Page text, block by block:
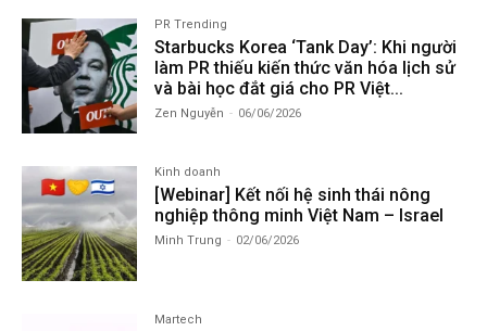
PR Trending
Starbucks Korea ‘Tank Day’: Khi người
làm PR thiếu kiến thức văn hóa lịch sử
và bài học đắt giá cho PR Việt...
Zen Nguyễn - 06/06/2026
Kinh doanh
[Webinar] Kết nối hệ sinh thái nông
nghiệp thông minh Việt Nam – Israel
Minh Trung - 02/06/2026
Martech